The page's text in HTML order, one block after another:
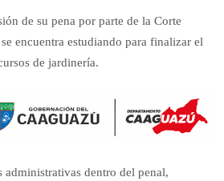
de su pena por parte de la Corte
encuentra estudiando para finalizar el
de jardinería.
administrativas dentro del penal,